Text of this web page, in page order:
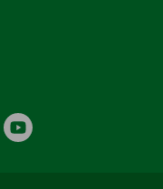
LinkedIn